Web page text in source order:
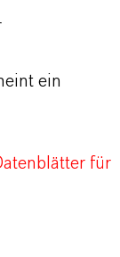
ein
für